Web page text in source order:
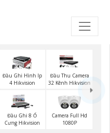
Đầu Ghi Hình Ip
4 Hikvision
Đầu Thu Camera
32 Kênh Hikvision
Đầu Ghi 8 Ổ
Cưng Hikvision
Camera Full Hd
1080P